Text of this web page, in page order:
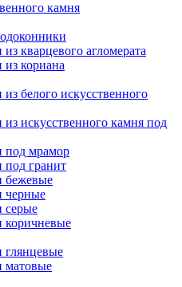
камня
кварцевого агломерата
кориана
белого искусственного
искусственного камня под
под мрамор
гранит
бежевые
черные
серые
коричневые
матовые